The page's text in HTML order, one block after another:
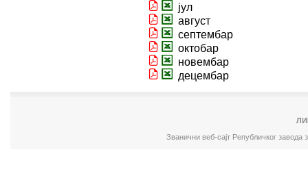
јул
август
септембар
октобар
новембар
децембар
Званични веб-сајт Републичког